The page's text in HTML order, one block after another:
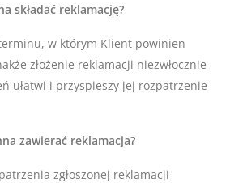
składać reklamację?
w którym Klient powinien
złożenie reklamacji niezwłocznie
ułatwi i przyspieszy jej rozpatrzenie
zawierać reklamacja?
zgłoszonej reklamacji